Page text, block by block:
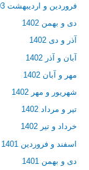
فروردین و اردیبهشت 1403
دی و بهمن 1402
آذر و دی 1402
آبان و آذر 1402
مهر و آبان 1402
شهریور و مهر 1402
تیر و مرداد 1402
خرداد و تیر 1402
اسفند و فروردین 1401
دی و بهمن 1401